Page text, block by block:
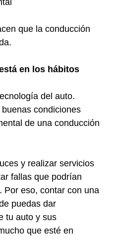
que la conducción
en los hábitos
del auto.
condiciones
de una conducción
y realizar servicios
fallas que podrían
Por eso, contar con una
puedas dar
tu auto y sus
que esté en